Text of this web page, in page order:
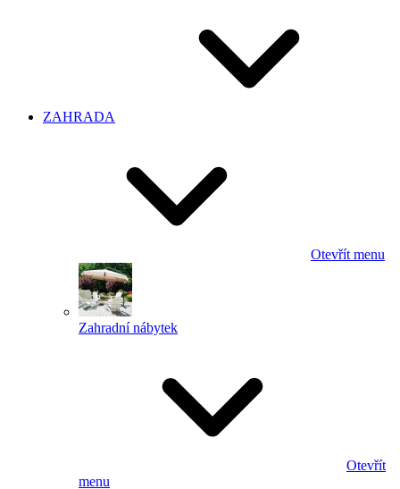
ZAHRADA
Otevřít menu
Zahradní nábytek
Otevřít
menu